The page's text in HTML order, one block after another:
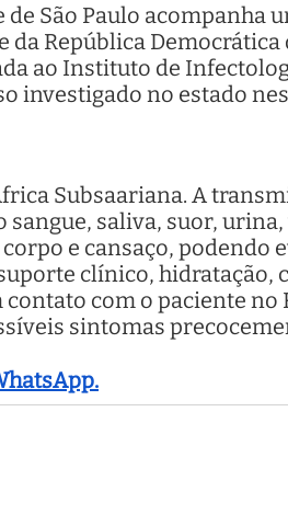
São Paulo acompanha
República Democrática
ao Instituto de
investigado no estado
Subsaariana. A
saliva, suor,
e cansaço, podendo
clínico, hidratação,
com o paciente no
sintomas